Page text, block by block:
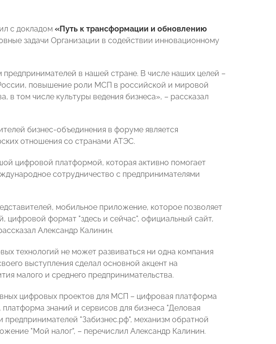
с докладом «Путь к трансформации и обновлению
задачи Организации в содействии инновационному
в нашей стране. В числе наших целей –
повышение роли МСП в российской и мировой
в том числе культуры ведения бизнеса», – рассказал
бизнес-объединения в форуме является
отношения со странами АТЭС.
цифровой платформой, которая активно помогает
сотрудничество с предпринимателями
мобильное приложение, которое позволяет
цифровой формат "здесь и сейчас", официальный сайт,
Александр Калинин.
технологий не может развиваться ни одна компания
выступления сделал основной акцент на
малого и среднего предпринимательства.
цифровых проектов для МСП – цифровая платформа
знаний и сервисов для бизнеса "Деловая
"Забизнес.рф", механизм обратной
"Мой налог", – перечислил Александр Калинин.